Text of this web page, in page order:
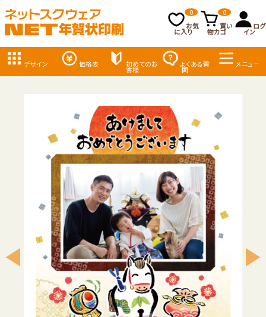
お気
に入り
0
買い
物カゴ
0
ログ
イン
デザイン 価格表 初めてのお
客様
よくある質
問
メニュー